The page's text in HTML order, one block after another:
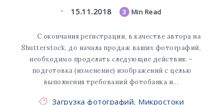
15.11.2018 3 Min Read
С окончания регистрации, в качестве автора на
Shutterstock, до начала продаж ваших фотографий,
необходимо проделать следующие действия: –
подготовка (изменение) изображений с целью
выполнения требований фотобанка и…
Загрузка фотографий, Микростоки